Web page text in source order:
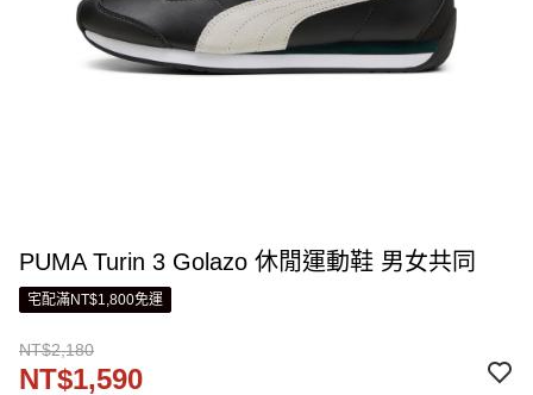
PUMA Turin 3 Golazo 休閒運動鞋 男女共同
宅配滿NT$1,800免運
NT$2,180
NT$1,590